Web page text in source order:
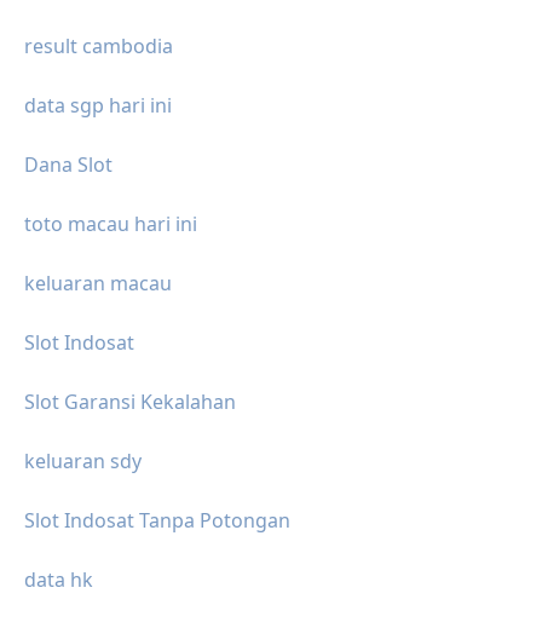
result cambodia
data sgp hari ini
Dana Slot
toto macau hari ini
keluaran macau
Slot Indosat
Slot Garansi Kekalahan
keluaran sdy
Slot Indosat Tanpa Potongan
data hk